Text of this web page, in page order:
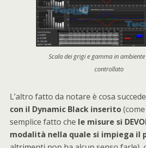
Scala dei grigi e gamma in
controllato
L’altro fatto da notare è cosa
con il Dynamic Black inserito
semplice fatto che le misure si
modalità nella quale si impiega il